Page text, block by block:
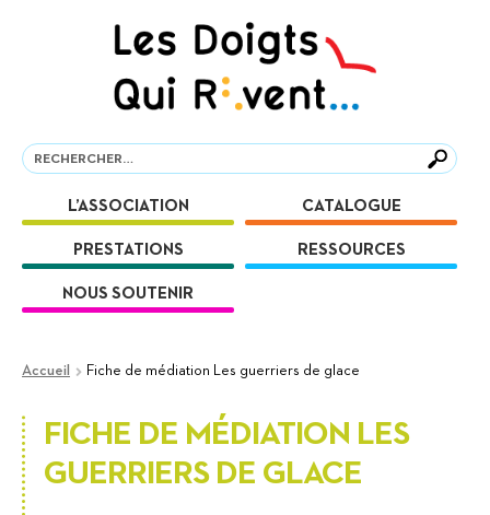
Recherche
Recherche
L’ASSOCIATION CATALOGUE
PRESTATIONS RESSOURCES
NOUS SOUTENIR
Accueil Fiche de médiation Les guerriers de glace
FICHE DE MÉDIATION LES
GUERRIERS DE GLACE